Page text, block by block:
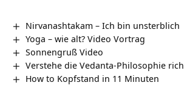
Nirvanashtakam – Ich bin unsterblich
Yoga – wie alt? Video Vortrag
Sonnengruß Video
Verstehe die Vedanta-Philosophie
How to Kopfstand in 11 Minuten